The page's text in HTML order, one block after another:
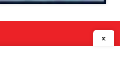
×